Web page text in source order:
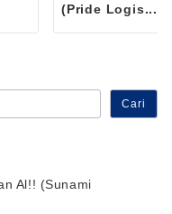
(Pride Logis...
Cari
Al!! (Sunami